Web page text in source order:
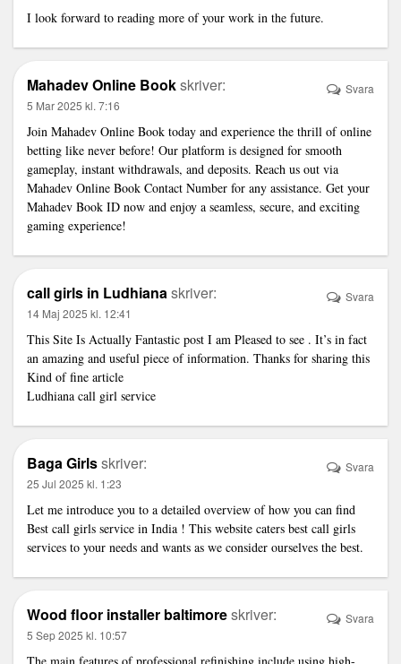
I look forward to reading more of your work in the future.
Mahadev Online Bookskriver:
5 Mar 2025 kl. 7:16
Join Mahadev Online Book today and experience the thrill of online
betting like never before! Our platform is designed for smooth
gameplay, instant withdrawals, and deposits. Reach us out via
Mahadev Online Book Contact Number for any assistance. Get your
Mahadev Book ID now and enjoy a seamless, secure, and exciting
gaming experience!
Svara
call girls in Ludhiana skriver:
14 Maj 2025 kl. 12:41
This Site Is Actually Fantastic post I am Pleased to see . It’s in fact
an amazing and useful piece of information. Thanks for sharing this
Kind of fine article
Ludhiana call girl service
Svara
Baga Girlsskriver:
25 Jul 2025 kl. 1:23
Let me introduce you to a detailed overview of how you can find
Best call girls service in India ! This website caters best call girls
services to your needs and wants as we consider ourselves the best.
Svara
Wood floor installer baltimoreskriver:
5 Sep 2025 kl. 10:57
The main features of professional refinishing include using high-
Svara